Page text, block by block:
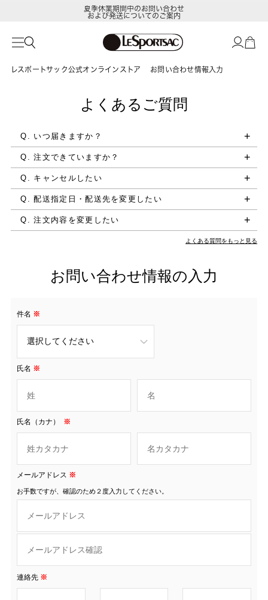
夏季休業期間中のお問い合わせ
および発送についてのご案内
レスポートサック公式オンラインストア お問い合わせ情報入力
よくあるご質問
Q. いつ届きますか？
Q. 注文できていますか？
Q. キャンセルしたい
Q. 配送指定日・配送先を変更したい
Q. 注文内容を変更したい
よくある質問をもっと見る
お問い合わせ情報の入力
件名 ※
氏名 ※
氏名（カナ） ※
メールアドレス ※
お手数ですが、確認のため２度入力してください。
連絡先 ※